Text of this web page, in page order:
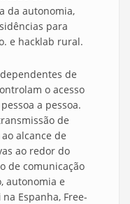
da autonomia,
para
e hacklab rural.
de
o acesso
a pessoa.
de
alcance de
ao redor do
de comunicação
autonomia e
Espanha, Free-